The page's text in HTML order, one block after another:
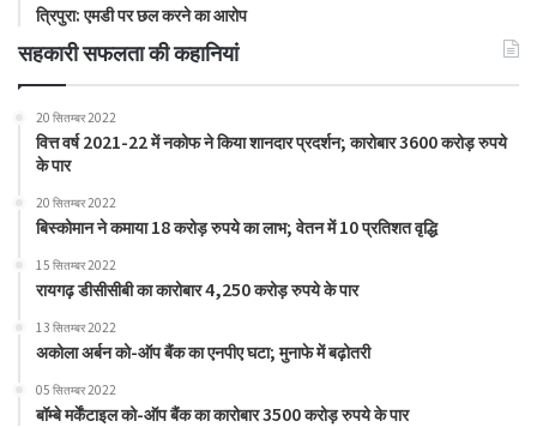
त्रिपुरा: एमडी पर छल करने का आरोप
सहकारी सफलता की कहानियां
20 सितम्बर 2022
वित्त वर्ष 2021-22 में नकोफ ने किया शानदार प्रदर्शन; कारोबार 3600 करोड़ रुपये
के पार
20 सितम्बर 2022
बिस्कोमान ने कमाया 18 करोड़ रुपये का लाभ; वेतन में 10 प्रतिशत वृद्धि
15 सितम्बर 2022
रायगढ़ डीसीसीबी का कारोबार 4,250 करोड़ रुपये के पार
13 सितम्बर 2022
अकोला अर्बन को-ऑप बैंक का एनपीए घटा; मुनाफे में बढ़ोतरी
05 सितम्बर 2022
बॉम्बे मर्केंटाइल को-ऑप बैंक का कारोबार 3500 करोड़ रुपये के पार